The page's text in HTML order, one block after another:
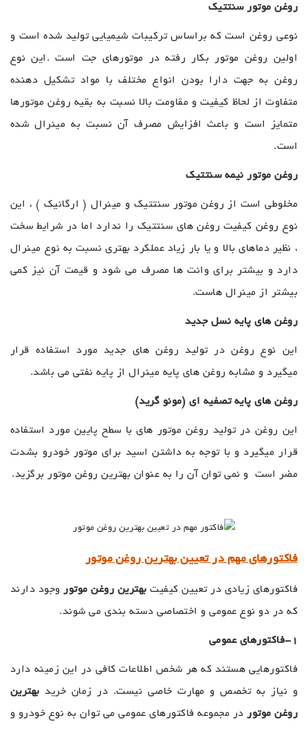
روغن موتور سنتتیک
نوعی روغن است که براساس ترکیبات شیمیایی تولید شده است و
اولین روغن موتور بکار رفته در موتورهای جت است .این نوع
روغن به جهت دارا بودن انواع مختلف با مواد تشکیل دهنده
متفاوت از لحاظ کیفیت و مقاومت بالا نسبت به بقیه روغن موتورها
متمایز است و باعث افزایش مصرف آن نسبت به مینرال شده
است.
روغن موتور نیمه سنتتیک
مخلوطی است از روغن موتور سنتتیک و مینرال ( ارگانيک ) ، اين
نوع روغن كيفيت روغن های سنتتیک را ندارد اما در شرايط سخت
، نظير دماهای بالا و يا بار زياد عملکرد بهتری نسبت به نوع مينرال
دارد و بیشتر برای وانت ها مصرف می شود و قيمت آن نيز کمی
بيشتر از مينرال هاست.
روغن های پایه نسل جدید
این نوع روغن در تولید روغن های جدید مورد استفاده قرار
میگیرد و مشابه روغن های پایه مینرال از پایه نفتی می باشد.
روغن های پایه تصفیه ای (مونو گرید)
این روغن در تولید روغن موتور های با سطح پایین مورد استفاده
قرار میگیرد و با توجه به داشتن اسید برای موتور خودرو بشدت
مضر است و نمی توان آن را به عنوان بهترین روغن موتور برگزید.
فاکتورهای مهم در تعیین بهترین روغن موتور
فاکتورهای زیادی در تعیین کیفیت بهترین روغن موتور
وجود دارند
که در دو نوع عمومی و اختصاصی دسته بندی می شوند.
1-فاکتورهای عمومی
فاکتورهایی هستند که هر شخص اطلاعات کافی در این زمینه دارد
و نیاز به تخصص و مهارت خاصی نیست. در زمان خرید بهترین
روغن موتور در مجموعه فاکتورهای عمومی می توان به نوع خودرو و